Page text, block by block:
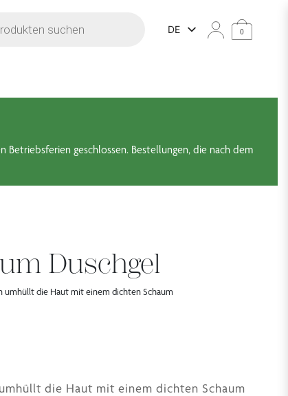
DE 0
geschlossen. Bestellungen, die nach dem
Duschgel
die Haut mit einem dichten Schaum
die Haut mit einem dichten Schaum